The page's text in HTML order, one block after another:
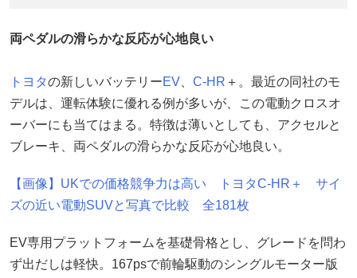
両ペダルの滑らかな反応が心地良い
トヨタの新しいバッテリーEV C-HR ＋。最近の同社のモ
デルは、運転体験に優れる例が多いが、この電動クロスオ
ーバーにも当てはまる。特徴は薄いとしても、アクセルと
ブレーキ、両ペダルの滑らかな反応が心地良い。
【画像】UKでの価格競争力は高い トヨタC-HR＋ サイ
ズの近い電動SUVと写真で比較 全181枚
EV専用プラットフォームを基礎骨格とし、グレードを問わ
ず出だしは軽快。167psで前輪駆動のシングルモーター版